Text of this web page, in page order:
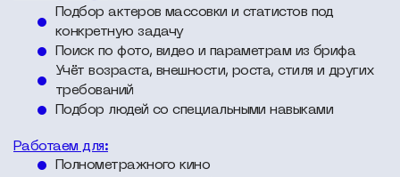
Подбор актеров массовки и статистов под
конкретную задачу
Поиск по фото, видео и параметрам из брифа
Учёт возраста, внешности, роста, стиля и других
требований
Подбор людей со специальными навыками
Работаем для:
Полнометражного кино